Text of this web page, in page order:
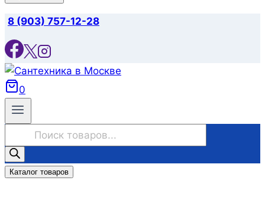
8 (903) 757-12-28
0
товаров
Каталог товаров